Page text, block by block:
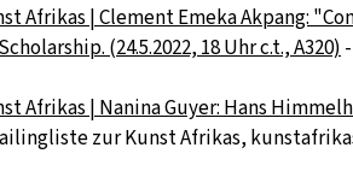
Afrikas | Clement Emeka Akpang:
(24.5.2022, 18 Uhr c.t., A320)
Afrikas | Nanina Guyer: Hans
zur Kunst Afrikas,